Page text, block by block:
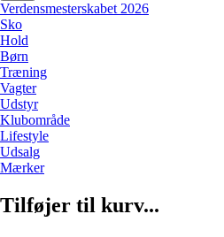
Verdensmesterskabet 2026
Sko
Hold
Børn
Træning
Vagter
Udstyr
Klubområde
Lifestyle
Udsalg
Mærker
Tilføjer til kurv...